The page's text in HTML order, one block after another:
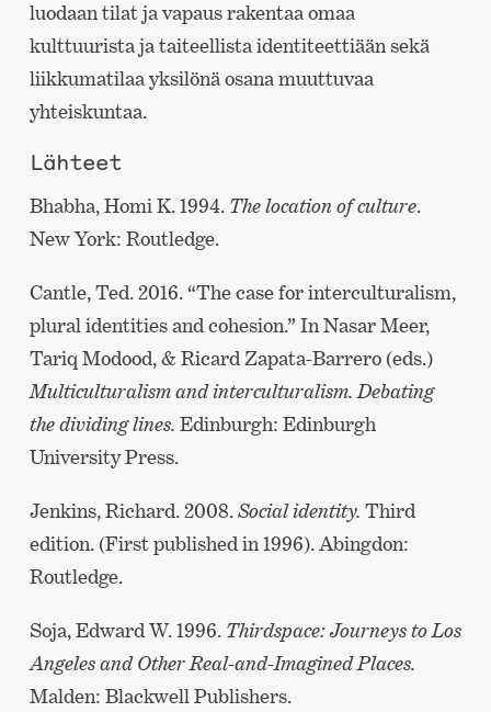
luodaan tilat ja vapaus rakentaa omaa
kulttuurista ja taiteellista identiteettiään sekä
liikkumatilaa yksilönä osana muuttuvaa
yhteiskuntaa.
Lähteet
Bhabha, Homi K. 1994. The location of culture.
New York: Routledge.
Cantle, Ted. 2016. “The case for interculturalism,
plural identities and cohesion.” In Nasar Meer,
Tariq Modood, & Ricard Zapata-Barrero (eds.)
Multiculturalism and interculturalism. Debating
the dividing lines. Edinburgh: Edinburgh
University Press.
Jenkins, Richard. 2008.Social identity. Third
edition. (First published in 1996). Abingdon:
Routledge.
Soja, Edward W. 1996. Thirdspace: Journeys to Los
Angeles and Other Real-and-Imagined Places.
Malden: Blackwell Publishers.